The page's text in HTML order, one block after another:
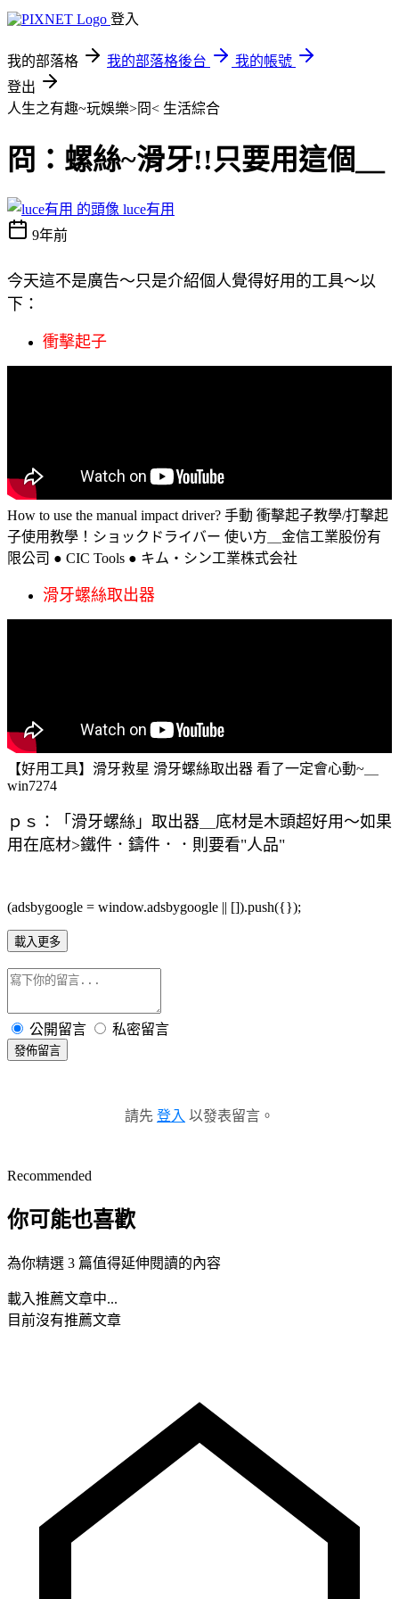
登入
我的部落格 我的部落格後台
我的帳號
登出
人生之有趣~玩娛樂>冏< 生活綜合
冏：螺絲~滑牙!!只要用這個＿
luce有用
9年前
今天這不是廣告～只是介紹個人覺得好用的工具～以
下：
衝擊起子
How to use the manual impact driver? 手動 衝擊起子教學/打擊起
子使用教學！ショックドライバー 使い方＿金信工業股份有
限公司 ● CIC Tools ● キム・シン工業株式会社
滑牙螺絲取出器
【好用工具】滑牙救星 滑牙螺絲取出器 看了一定會心動~＿
win7274
ｐｓ：「滑牙螺絲」取出器＿底材是木頭超好用～如果
用在底材>鐵件．鑄件．．則要看"人品"
(adsbygoogle = window.adsbygoogle || []).push({});
載入更多
公開留言 私密留言
發佈留言
請先 登入 以發表留言。
Recommended
你可能也喜歡
為你精選 3 篇值得延伸閱讀的內容
載入推薦文章中...
目前沒有推薦文章